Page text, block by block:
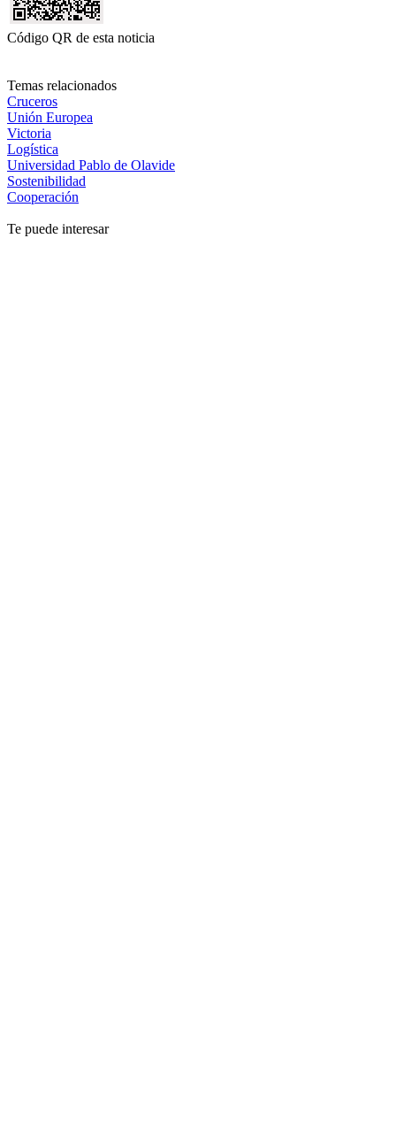
Código QR de esta noticia
Temas relacionados
Cruceros
Unión Europea
Victoria
Logística
Universidad Pablo de Olavide
Sostenibilidad
Cooperación
Te puede interesar